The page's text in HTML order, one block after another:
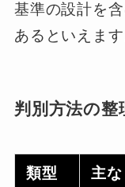
基準の設計を
あるといえます
判別方法の整
類型
主な